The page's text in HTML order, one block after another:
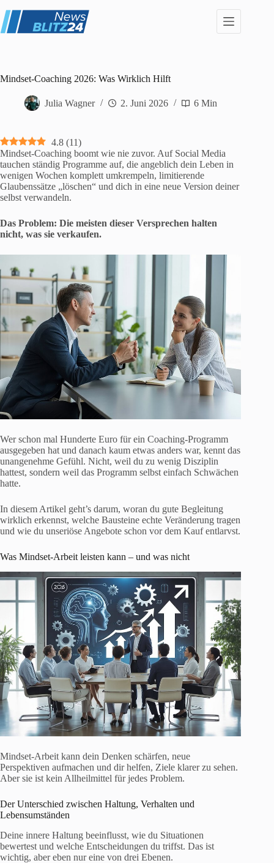
Inhalt
springen
Mindset-Coaching 2026: Was Wirklich Hilft
Julia Wagner 2. Juni 2026 6 Min
4.8 (11)
Mindset-Coaching boomt wie nie zuvor. Auf Social Media
tauchen ständig Programme auf, die angeblich dein Leben in
wenigen Wochen komplett umkrempeln, limitierende
Glaubenssätze „löschen“ und dich in eine neue Version deiner
selbst verwandeln.
Das Problem: Die meisten dieser Versprechen halten
nicht, was sie verkaufen.
Wer schon mal Hunderte Euro für ein Coaching-Programm
ausgegeben hat und danach kaum etwas anders war, kennt das
unangenehme Gefühl. Nicht, weil du zu wenig Disziplin
hattest, sondern weil das Programm selbst einfach Schwächen
hatte.
In diesem Artikel geht’s darum, woran du gute Begleitung
wirklich erkennst, welche Bausteine echte Veränderung tragen
und wie du unseriöse Angebote schon vor dem Kauf entlarvst.
Was Mindset-Arbeit leisten kann – und was nicht
Mindset-Arbeit kann dein Denken schärfen, neue
Perspektiven aufmachen und dir helfen, Ziele klarer zu sehen.
Aber sie ist kein Allheilmittel für jedes Problem.
Der Unterschied zwischen Haltung, Verhalten und
Lebensumständen
Deine innere Haltung beeinflusst, wie du Situationen
bewertest und welche Entscheidungen du triffst. Das ist
wichtig, aber eben nur eine von drei Ebenen.